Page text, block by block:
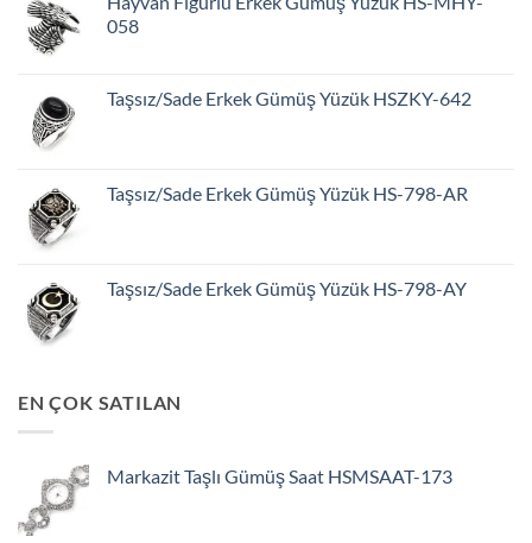
058
Taşsız/Sade Erkek Gümüş Yüzük HSZKY-642
Taşsız/Sade Erkek Gümüş Yüzük HS-798-AR
Taşsız/Sade Erkek Gümüş Yüzük HS-798-AY
EN ÇOK SATILAN
Markazit Taşlı Gümüş Saat HSMSAAT-173